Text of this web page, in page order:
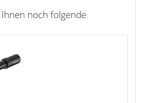
noch folgende